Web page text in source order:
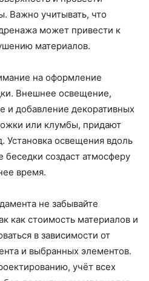
Важно учитывать, что
может привести к
материалов.
на оформление
Внешнее освещение,
и добавление декоративных
или клумбы, придают
Установка освещения вдоль
создаст атмосферу
время.
не забывайте
как стоимость материалов и
в зависимости от
и выбранных элементов.
учёт всех